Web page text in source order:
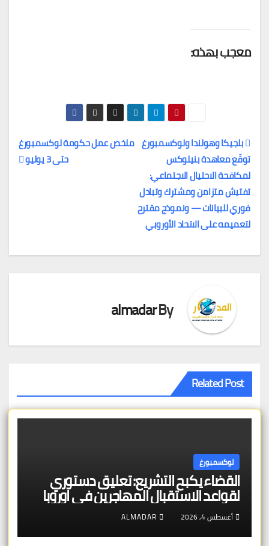
معجب بهذه:
تصفّح
المقالات
ملخص عمل حكومة لوكسمبورغ
حتى 3 يوليو
بلجيكا وهولندا ولوكسمبورغ
توقّع معاهدة بنيلوكس
لمكافحة الاحتيال الاجتماعي:
تفتيش متزامن ومشترك وتبادل
فوري للبيانات — ونموذج مقترح
لتعميمه على الاتحاد الأوروبي
By
almadar
Related Post
لوكسمبورغ
القضاء يكبح التشريع: تعليق دستوري
لقواعد الاستقبال المهاجرين في اوروبا
أغسطس 4, 2026 ALMADAR